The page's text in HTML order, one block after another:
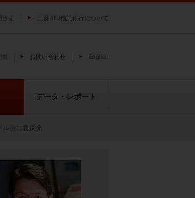
ル台に急反発
ま 三菱UFJ信託銀行について
お問い合わせ English
貴金属の特性
ジウム上場信託（パラジウ
ムの果実）
データ・レポート